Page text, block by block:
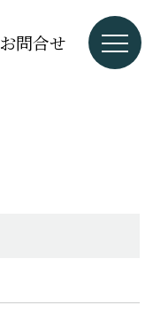
お問合せ